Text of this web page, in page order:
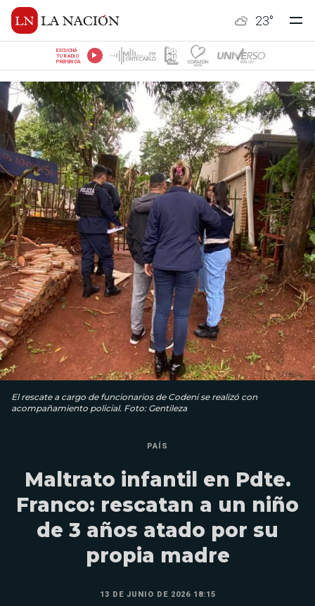
23°
ESCUCHÁ
TU RADIO
PREFERIDA
El rescate a cargo de funcionarios de Codeni se realizó con
acompañamiento policial. Foto: Gentileza
PAÍS
Maltrato infantil en Pdte.
Franco: rescatan a un niño
de 3 años atado por su
propia madre
13 DE JUNIO DE 2026 18:15